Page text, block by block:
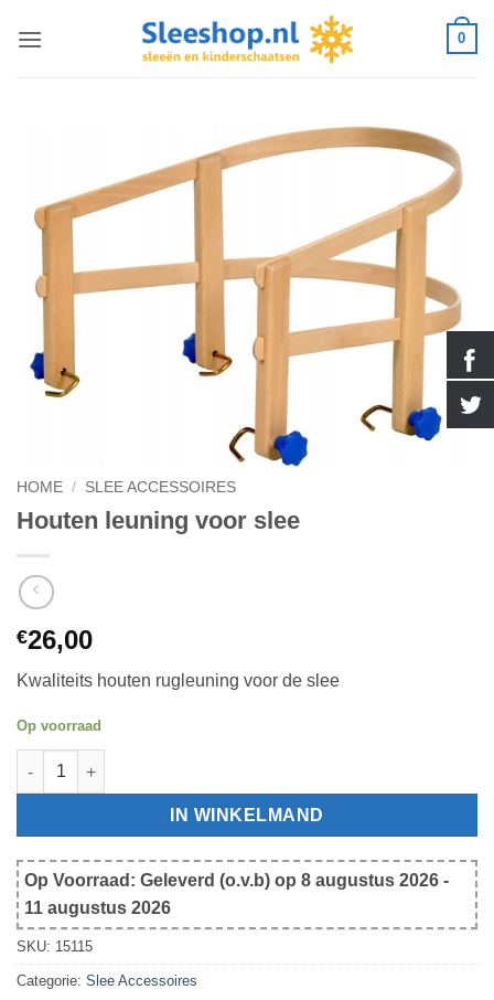
naar
0
HOME / SLEE ACCESSOIRES
Houten leuning voor slee
€26,00
Kwaliteits houten rugleuning voor de slee
Op voorraad
Houten leuning voor slee aantal
IN WINKELMAND
Op Voorraad: Geleverd (o.v.b) op 8 augustus 2026 -
11 augustus 2026
SKU: 15115
Categorie: Slee Accessoires